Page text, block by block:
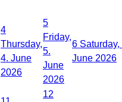
4
Thursday,
4. June
2026
5
Friday,
5.
June
2026
6 Saturday,
June 2026
12